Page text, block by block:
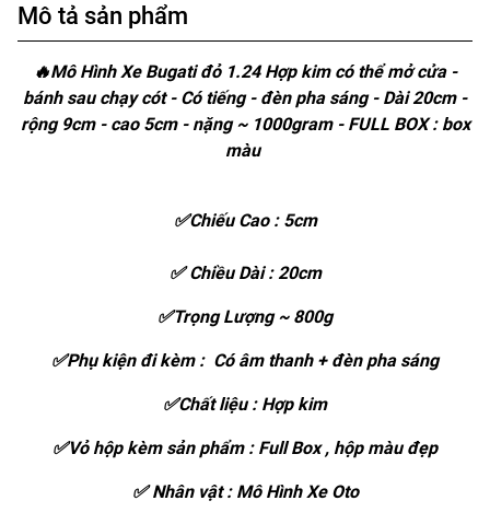
Mô tả sản phẩm
🔥Mô Hình Xe Bugati đỏ 1.24 Hợp kim có thể mở cửa -
bánh sau chạy cót - Có tiếng - đèn pha sáng - Dài 20cm -
rộng 9cm - cao 5cm - nặng ~ 1000gram - FULL BOX : box
màu
✅Chiếu Cao : 5cm
✅ Chiều Dài : 20cm
✅Trọng Lượng ~ 800g
✅Phụ kiện đi kèm : Có âm thanh + đèn pha sáng
✅Chất liệu : Hợp kim
✅Vỏ hộp kèm sản phẩm : Full Box , hộp màu đẹp
✅ Nhân vật : Mô Hình Xe Oto